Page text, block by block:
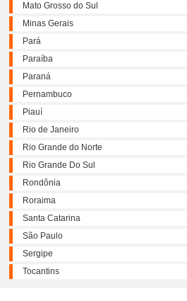
Mato Grosso do Sul
Minas Gerais
Pará
Paraíba
Paraná
Pernambuco
Piauí
Rio de Janeiro
Rio Grande do Norte
Rio Grande Do Sul
Rondônia
Roraima
Santa Catarina
São Paulo
Sergipe
Tocantins